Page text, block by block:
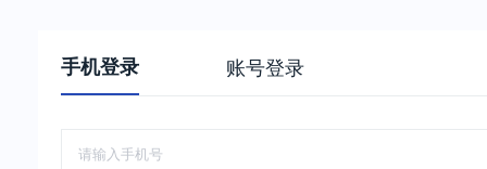
手机登录 账号登录